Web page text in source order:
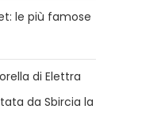
le più famose
di Elettra
da Sbircia la